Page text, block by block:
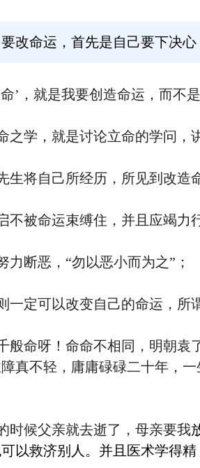
改命运，首先是自己要下决
’，就是我要创造命运，而不
之学，就是讨论立命的学问，
生将自己所经历，所见到改造
不被命运束缚住，并且应竭力
力断恶，“勿以恶小而为之”；
一定可以改变自己的命运，所
般命呀！命命不相同，明朝
真不轻，庸庸碌碌二十年，
时候父亲就去逝了，母亲要我
以救济别人。并且医术学得